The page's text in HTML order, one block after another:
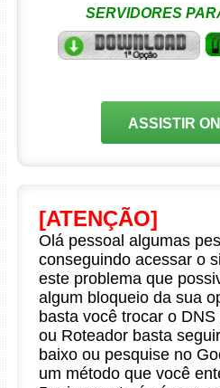
SERVIDORES
ASSISTIR
[ATENÇÃO]
Olá pessoal algumas
conseguindo acessar o
este problema que
algum bloqueio da sua
basta você trocar o
ou Roteador basta
baixo ou pesquise no
um método que você